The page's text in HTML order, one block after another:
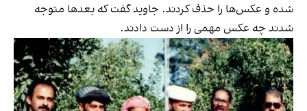
شده و عکس‌ها را حذف کردند. جاوید گفت که بعدها متوجه
شدند چه عکس مهمی را از دست دادند.